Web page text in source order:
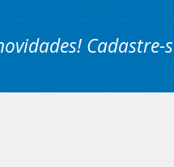
Cadastre-